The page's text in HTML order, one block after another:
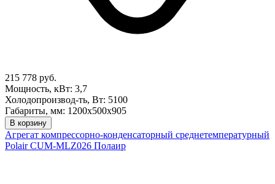
215 778 руб.
Мощность, кВт: 3,7
Холодопроизвод-ть, Вт: 5100
Габариты, мм: 1200х500х905
В корзину
Агрегат компрессорно-конденсаторный среднетемпературный
Polair CUM-MLZ026 Полаир